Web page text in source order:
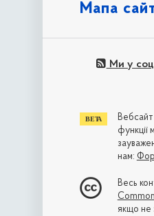
Мапа
Ми у
функції
нам:
Весь
якщо не